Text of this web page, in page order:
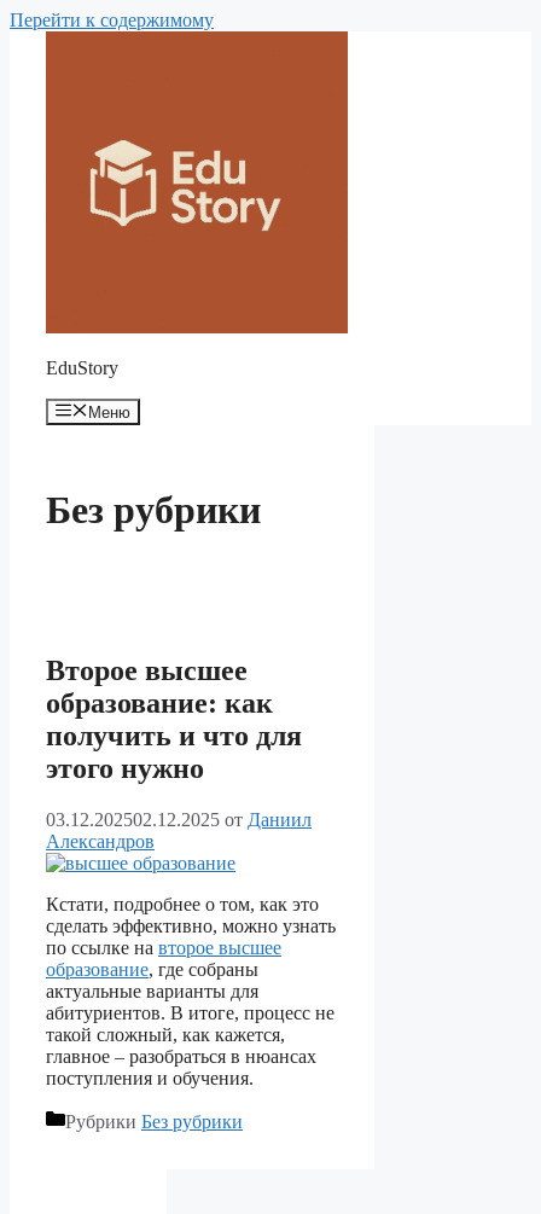
Перейти к содержимому
EduStory
Меню
Без рубрики
Второе высшее
образование: как
получить и что для
этого нужно
03.12.202502.12.2025 от Даниил
Александров
Кстати, подробнее о том, как это
сделать эффективно, можно узнать
по ссылке на второе высшее
образование, где собраны
актуальные варианты для
абитуриентов. В итоге, процесс не
такой сложный, как кажется,
главное – разобраться в нюансах
поступления и обучения.
Рубрики Без рубрики